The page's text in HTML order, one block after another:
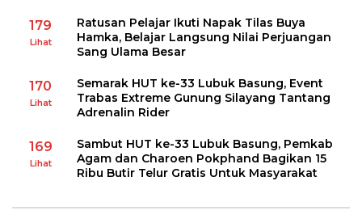
179
Lihat
Ratusan Pelajar Ikuti Napak Tilas Buya
Hamka, Belajar Langsung Nilai Perjuangan
Sang Ulama Besar
170
Lihat
Semarak HUT ke-33 Lubuk Basung, Event
Trabas Extreme Gunung Silayang Tantang
Adrenalin Rider
169
Lihat
Sambut HUT ke-33 Lubuk Basung, Pemkab
Agam dan Charoen Pokphand Bagikan 15
Ribu Butir Telur Gratis Untuk Masyarakat